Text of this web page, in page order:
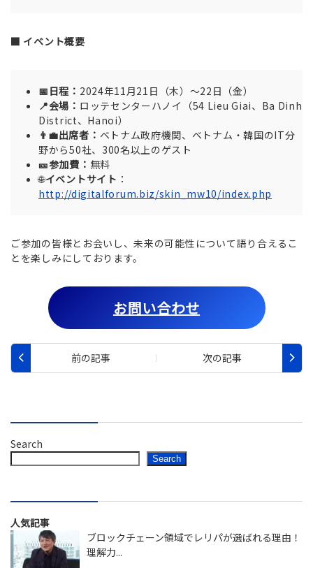
■ イベント概要
📅日程： 2024年11月21日（木）～22日（金）
📍会場： ロッテセンターハノイ（54 Lieu Giai、Ba Dinh
District、Hanoi）
👨‍💼出席者： ベトナム政府機関、ベトナム・韓国のIT分
野から50社、300名以上のゲスト
🎫参加費： 無料
🌐イベントサイト ：
http://digitalforum.biz/skin_mw10/index.php
ご参加の皆様とお会いし、未来の可能性について語り合えるこ
とを楽しみにしております。
お問い合わせ
Search
Search
人気記事
ブロックチェーン領域でレリパが選ばれる理由！
理解力...